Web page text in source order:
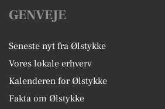
GENVEJE
Seneste nyt fra Ølstykke
Vores lokale erhverv
Kalenderen for Ølstykke
Fakta om Ølstykke